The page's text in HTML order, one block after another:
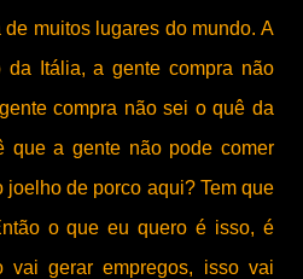
de muitos lugares do mundo. A
da Itália, a gente compra não
compra não sei o quê da
que a gente não pode comer
joelho de porco aqui? Tem que
o que eu quero é isso, é
vai gerar empregos, isso vai